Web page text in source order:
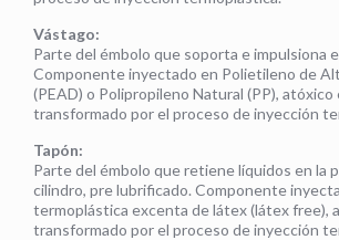
Vástago:
Parte del émbolo que soporta e impulsiona
Componente inyectado en Polietileno de
(PEAD) o Polipropileno Natural (PP),
transformado por el proceso de inyección
Tapón:
Parte del émbolo que retiene líquidos en la
cilindro, pre lubrificado. Componente
termoplástica excenta de látex (látex free),
transformado por el proceso de inyección